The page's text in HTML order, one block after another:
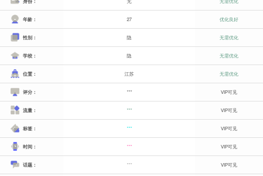
年龄： 27 优化良好
性别： 隐 无需优化
学校： 隐 无需优化
位置： 江苏 无需优化
评分： *** VIP可见
流量： *** VIP可见
标签： *** VIP可见
时间： *** VIP可见
话题： *** VIP可见